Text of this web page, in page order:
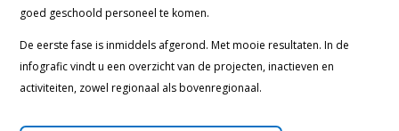
goed geschoold personeel te komen.
De eerste fase is inmiddels afgerond. Met mooie resultaten. In de
infografic vindt u een overzicht van de projecten, inactieven en
activiteiten, zowel regionaal als bovenregionaal.